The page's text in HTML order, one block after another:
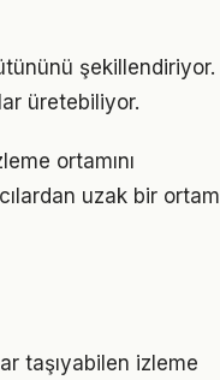
şekillendiriyor.
üretebiliyor.
ortamını
uzak bir ortam
taşıyabilen izleme